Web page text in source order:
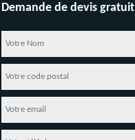
Demande de devis gratuit